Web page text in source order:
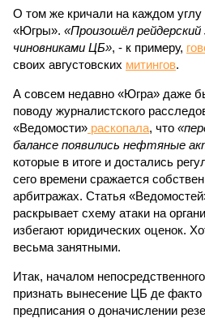
О том же кричали на каждом
«Югры». «Произошёл рейдерский
чиновниками ЦБ», - к примеру,
своих августовских митингов.
А совсем недавно «Югра» даже
поводу журналистского
«Ведомости» раскопала, что
балансе появились нефтяные
которые в итоге и достались
сего времени сражается
арбитражах. Статья
раскрывает схему атаки на
избегают юридических оценок.
весьма занятными.
Итак, началом
признать вынесение ЦБ де
предписания о доначислении